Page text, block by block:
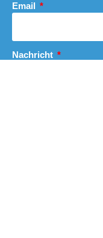
Email
Nachricht